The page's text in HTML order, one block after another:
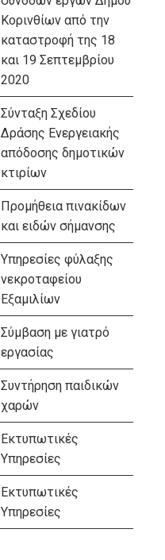
Κορινθίων από την
καταστροφή της 18
και 19 Σεπτεμβρίου
2020
Σύνταξη Σχεδίου
Δράσης Ενεργειακής
απόδοσης δημοτικών
κτιρίων
Προμήθεια πινακίδων
και ειδών σήμανσης
Υπηρεσίες φύλαξης
νεκροταφείου
Εξαμιλίων
Σύμβαση με γιατρό
εργασίας
Συντήρηση παιδικών
χαρών
Εκτυπωτικές
Υπηρεσίες
Εκτυπωτικές
Υπηρεσίες